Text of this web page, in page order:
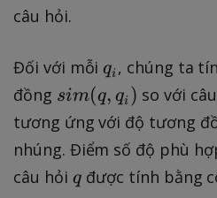
câu hỏi.
Đối với mỗiq
_
i
qi , chúng ta
đồng si
m
(
q,
q
sim(q, qi ) so với
tương ứng với độ tương
nhúng. Điểm số độ phù
câu hỏi q
q được tính bằng